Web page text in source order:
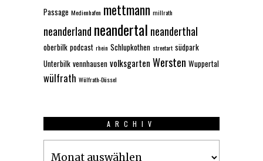
Passage Medienhafen mettmann millrath
neanderland neandertal neanderthal
oberbilk podcast rhein Schlupkothen streetart südpark
Unterbilk vennhausen volksgarten Wersten Wuppertal
wülfrath Wülfrath-Düssel
ARCHIV